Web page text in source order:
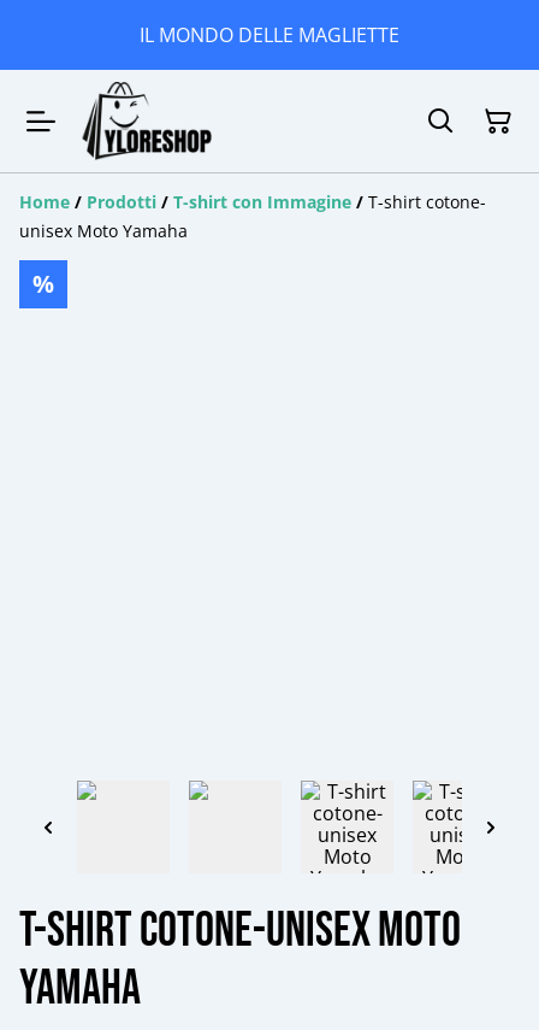
IL MONDO DELLE MAGLIETTE
Home / Prodotti / T-shirt con Immagine / T-shirt cotone-
unisex Moto Yamaha
%
T-shirt cotone-unisex Moto
Yamaha